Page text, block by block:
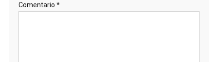
Comentario *